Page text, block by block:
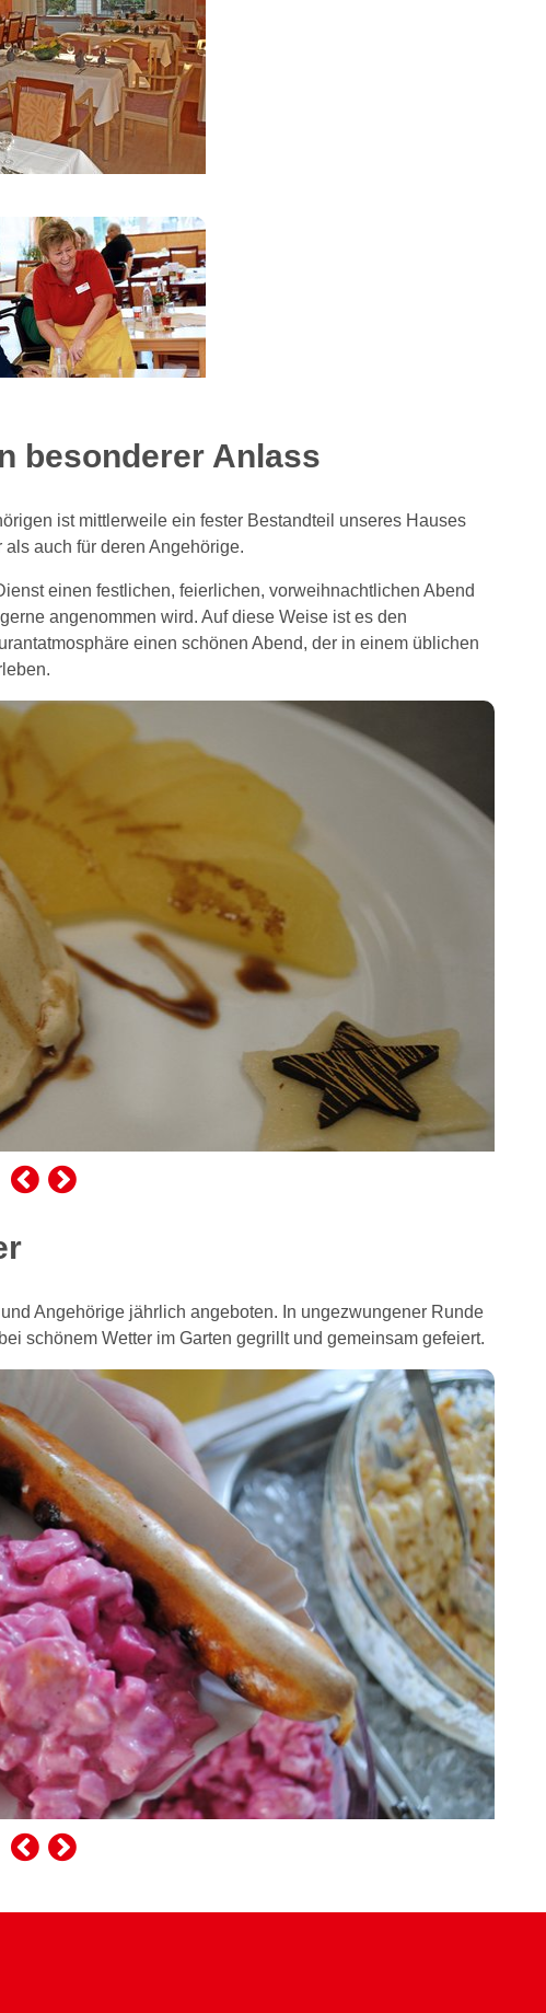
besonderer Anlass
ist mittlerweile ein fester Bestandteil unseres Hauses
auch für deren Angehörige.
einen festlichen, feierlichen, vorweihnachtlichen Abend
angenommen wird. Auf diese Weise ist es den
einen schönen Abend, der in einem üblichen
Angehörige jährlich angeboten. In ungezwungener Runde
schönem Wetter im Garten gegrillt und gemeinsam gefeiert.